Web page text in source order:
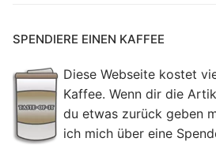
SPENDIERE EINEN KAFFEE
Diese Webseite kostet
Kaffee. Wenn dir die
du etwas zurück geben
ich mich über eine